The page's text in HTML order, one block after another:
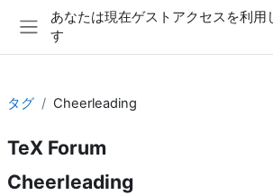
メインコンテンツへスキップする
サイドパネル
あなたは現在ゲストアクセスを利用
す
タグ Cheerleading
TeX Forum
Cheerleading